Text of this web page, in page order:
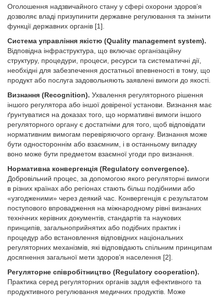
Оголошення надзвичайного стану у сфері охорони здоров’я
дозволяє владі призупинити державне регулювання та змінити
функції державних органів [1].
Система управління якістю (Quality management system).
Відповідна інфраструктура, що включає організаційну
структуру, процедури, процеси, ресурси та систематичні дії,
необхідні для забезпечення достатньої впевненості в тому, що
продукт або послуга задовольняють заявлені вимоги до якості.
Визнання (Recognition). Ухвалення регуляторного рішення
іншого регулятора або іншої довіреної установи. Визнан­ня має
ґрунтуватися на доказах того, що нормативні вимоги іншого
регуляторного органу є достатніми для того, щоб відповідати
нормативним вимогам перевіряючого органу. Визнання може
бути одностороннім або взаємним, і в останньому випадку
воно може бути предметом взаємної угоди про визнання.
Нормативна конвергенція (Regulatory convergence).
Добровільний процес, за допомогою якого регуляторні вимоги
в різних країнах або регіонах стають більш подібними або
«узгодженими» через деякий час. Конвергенція є результатом
поступового впровадження на міжнародному рівні визнаних
технічних керівних документів, стандартів та наукових
принципів, загальноприйнятих або подібних практик і
процедур або встановлення відповідних національних
регуляторних механізмів, які відповідають спільним принципам
досягнення загальної мети здоров’я населення [2].
Регуляторне співробітництво (Regulatory cooperation).
Практика серед регуляторних органів задля ефективного та
продуктивного регулювання медичних продуктів. Може